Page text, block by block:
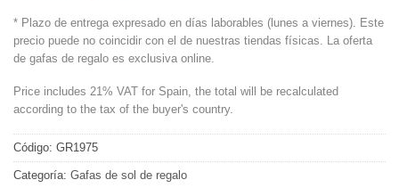
* Plazo de entrega expresado en días laborables (lunes a viernes). Este
precio puede no coincidir con el de nuestras tiendas físicas. La oferta
de gafas de regalo es exclusiva online.
Price includes 21% VAT for Spain, the total will be recalculated
according to the tax of the buyer's country.
Código: GR1975
Categoría: Gafas de sol de regalo